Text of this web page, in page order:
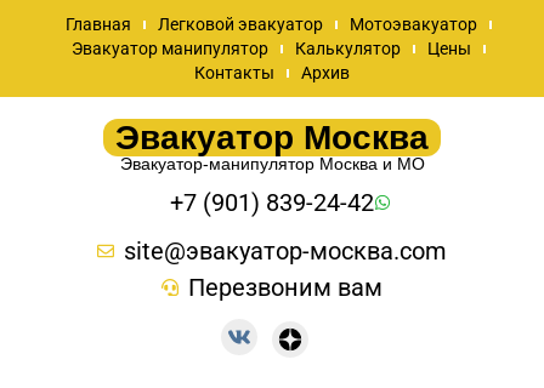
Главная Легковой эвакуатор
Мотоэвакуатор
Эвакуатор манипулятор
Калькулятор
Цены
Контакты
Архив
Эвакуатор Москва
Эвакуатор-манипулятор Москва и МО
+7 (901) 839-24-42
site@эвакуатор-москва.com
Перезвоним вам